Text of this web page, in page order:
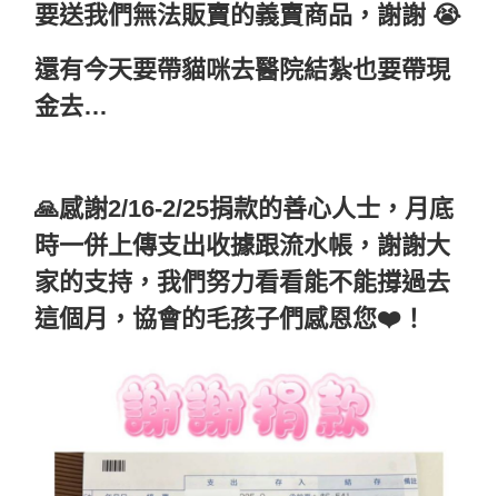
要送我們無法販賣的義賣商品，謝謝 😭
還有今天要帶貓咪去醫院結紮也要帶現
金去…
🙏感謝2/16-2/25捐款的善心人士，月底
時一併上傳支出收據跟流水帳，謝謝大
家的支持，我們努力看看能不能撐過去
這個月，協會的毛孩子們感恩您❤️！